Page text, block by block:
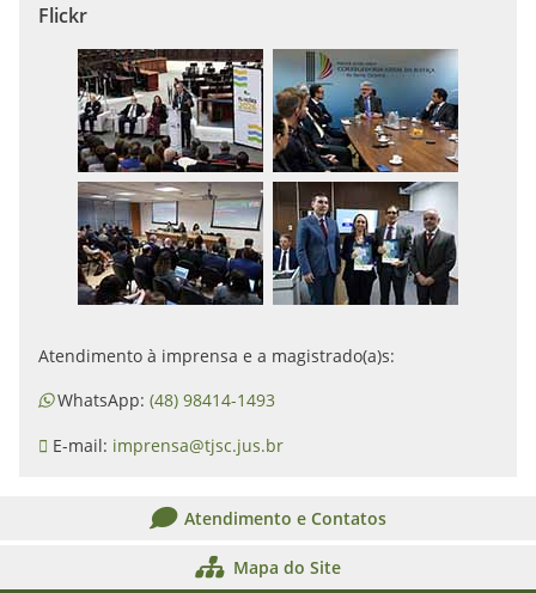
Flickr
Atendimento à imprensa e a magistrado(a)s:
WhatsApp: (48) 98414-1493
E-mail: imprensa@tjsc.jus.br
Atendimento e Contatos
Mapa do Site